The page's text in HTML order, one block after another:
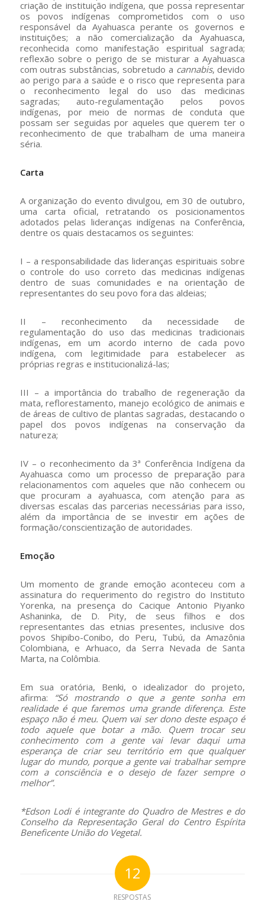
criação de instituição indígena, que possa representar
os povos indígenas comprometidos com o uso
responsável da Ayahuasca perante os governos e
instituições; a não comercialização da Ayahuasca,
reconhecida como manifestação espiritual sagrada;
reflexão sobre o perigo de se misturar a Ayahuasca
com outras substâncias, sobretudo a cannabis, devido
ao perigo para a saúde e o risco que representa para
o reconhecimento legal do uso das medicinas
sagradas; auto-regulamentação pelos povos
indígenas, por meio de normas de conduta que
possam ser seguidas por aqueles que querem ter o
reconhecimento de que trabalham de uma maneira
séria.
Carta
A organização do evento divulgou, em 30 de outubro,
uma carta oficial, retratando os posicionamentos
adotados pelas lideranças indígenas na Conferência,
dentre os quais destacamos os seguintes:
I – a responsabilidade das lideranças espirituais sobre
o controle do uso correto das medicinas indígenas
dentro de suas comunidades e na orientação de
representantes do seu povo fora das aldeias;
II – reconhecimento da necessidade de
regulamentação do uso das medicinas tradicionais
indígenas, em um acordo interno de cada povo
indígena, com legitimidade para estabelecer as
próprias regras e institucionalizá-las;
III – a importância do trabalho de regeneração da
mata, reflorestamento, manejo ecológico de animais e
de áreas de cultivo de plantas sagradas, destacando o
papel dos povos indígenas na conservação da
natureza;
IV – o reconhecimento da 3ª Conferência Indígena da
Ayahuasca como um processo de preparação para
relacionamentos com aqueles que não conhecem ou
que procuram a ayahuasca, com atenção para as
diversas escalas das parcerias necessárias para isso,
além da importância de se investir em ações de
formação/conscientização de autoridades.
Emoção
Um momento de grande emoção aconteceu com a
assinatura do requerimento do registro do Instituto
Yorenka, na presença do Cacique Antonio Piyanko
Ashaninka, de D. Pity, de seus filhos e dos
representantes das etnias presentes, inclusive dos
povos Shipibo-Conibo, do Peru, Tubú, da Amazônia
Colombiana, e Arhuaco, da Serra Nevada de Santa
Marta, na Colômbia.
Em sua oratória, Benki, o idealizador do projeto,
afirma:
“Só mostrando o que a gente sonha em
realidade é que faremos uma grande diferença. Este
espaço não é meu. Quem vai ser dono deste espaço é
todo aquele que botar a mão. Quem trocar seu
conhecimento com a gente vai levar daqui uma
esperança de criar seu território em que qualquer
lugar do mundo, porque a gente vai trabalhar sempre
com a consciência e o desejo de fazer sempre o
melhor”.
*Edson Lodi é integrante do Quadro de Mestres e do
Conselho da Representação Geral do Centro Espírita
Beneficente União do Vegetal.
12
RESPOSTAS